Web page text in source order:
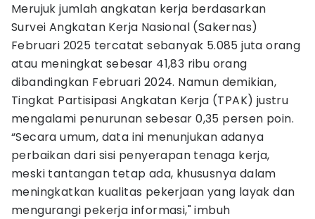
Merujuk jumlah angkatan kerja berdasarkan
Survei Angkatan Kerja Nasional (Sakernas)
Februari 2025 tercatat sebanyak 5.085 juta orang
atau meningkat sebesar 41,83 ribu orang
dibandingkan Februari 2024. Namun demikian,
Tingkat Partisipasi Angkatan Kerja (TPAK) justru
mengalami penurunan sebesar 0,35 persen poin.
“Secara umum, data ini menunjukan adanya
perbaikan dari sisi penyerapan tenaga kerja,
meski tantangan tetap ada, khususnya dalam
meningkatkan kualitas pekerjaan yang layak dan
mengurangi pekerja informasi," imbuh